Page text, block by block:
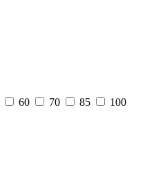
60 70 85
100